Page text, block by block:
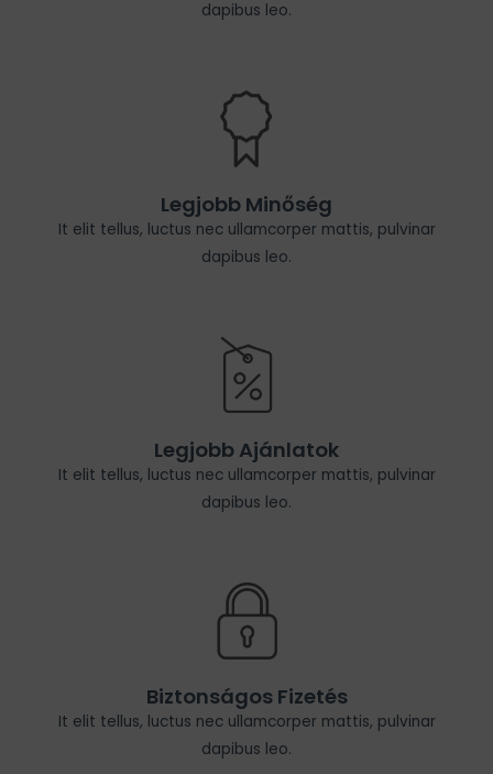
dapibus leo.
Legjobb Minőség
It elit tellus, luctus nec ullamcorper mattis, pulvinar
dapibus leo.
Legjobb Ajánlatok
It elit tellus, luctus nec ullamcorper mattis, pulvinar
dapibus leo.
Biztonságos Fizetés
It elit tellus, luctus nec ullamcorper mattis, pulvinar
dapibus leo.